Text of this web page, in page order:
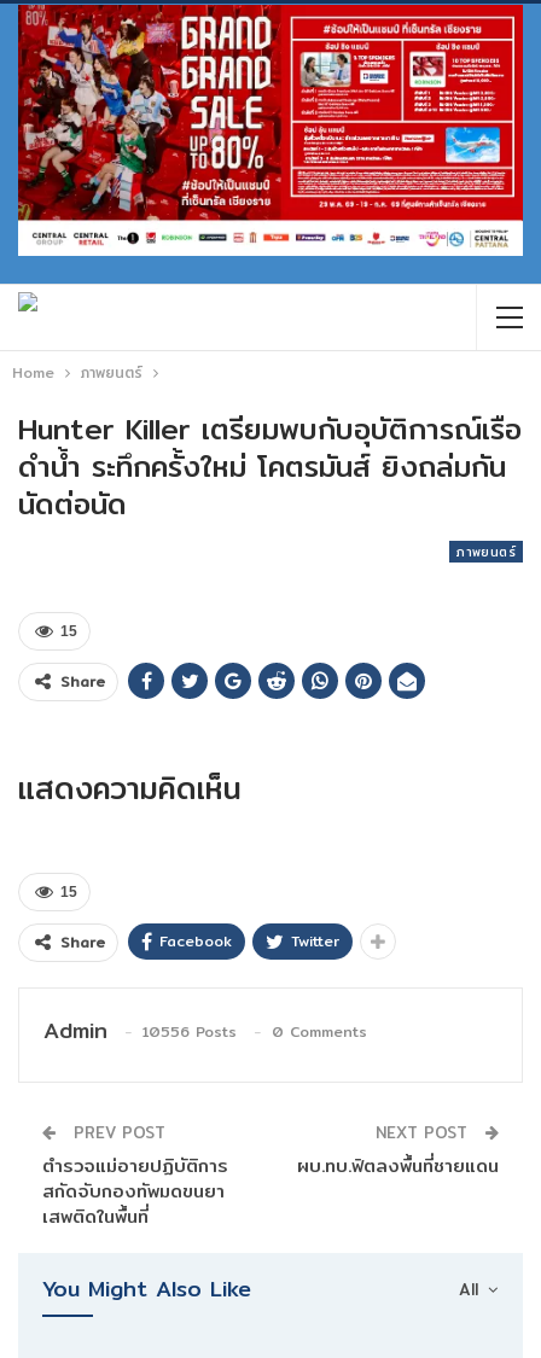
Home ภาพยนตร์
Hunter Killer เตรียมพบกับอุบัติการณ์เรือ
ดำน้ำ ระทึกครั้งใหม่ โคตรมันส์ ยิงถล่มกัน
นัดต่อนัด
ภาพยนตร์
15
Share
แสดงความคิดเห็น
15
Share Facebook Twitter
Admin 10556 Posts 0 Comments
PREV POST
ตำรวจแม่อายปฏิบัติการ
สกัดจับกองทัพมดขนยา
เสพติดในพื้นที่
NEXT POST
ผบ.ทบ.ฟิตลงพื้นที่ชายแดน
All
You Might Also Like